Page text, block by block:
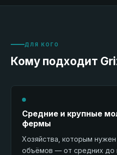
ДЛЯ КОГО
Кому подходит
Средние и крупные
фермы
Хозяйства, которым
объёмов — от средних до